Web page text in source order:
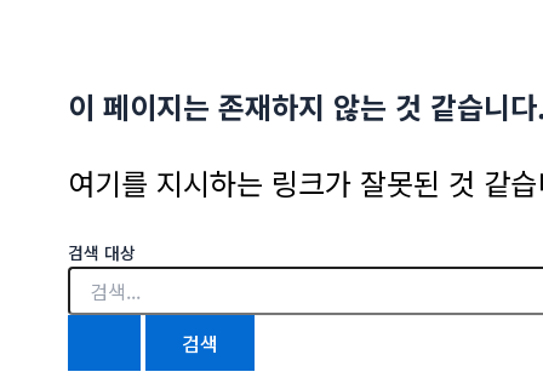
이 페이지는 존재하지 않는 것 같습니
여기를 지시하는 링크가 잘못된 것 같
검색 대상